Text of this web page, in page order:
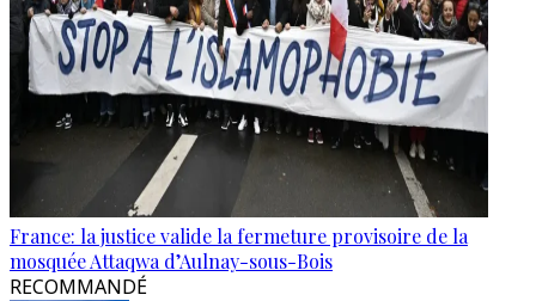
France: la justice valide la fermeture provisoire de la
mosquée Attaqwa d’Aulnay-sous-Bois
RECOMMANDÉ